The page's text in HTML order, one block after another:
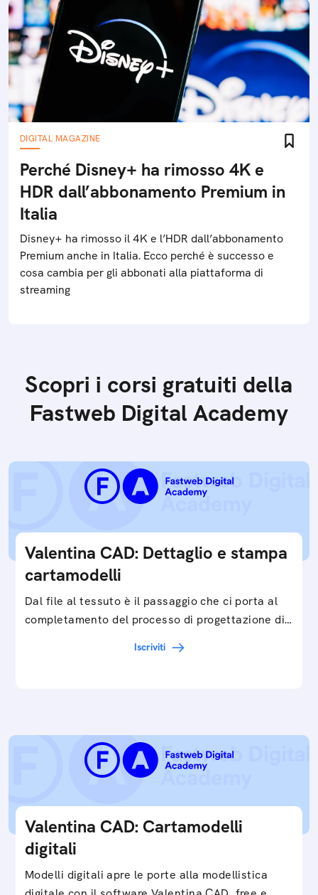
DIGITAL MAGAZINE
Perché Disney+ ha rimosso 4K e
HDR dall’abbonamento Premium in
Italia
Disney+ ha rimosso il 4K e l’HDR dall’abbonamento
Premium anche in Italia. Ecco perché è successo e
cosa cambia per gli abbonati alla piattaforma di
streaming
Scopri i corsi gratuiti della
Fastweb Digital Academy
Valentina CAD: Dettaglio e stampa
cartamodelli
Dal file al tessuto è il passaggio che ci porta al
completamento del processo di progettazione di
Iscriviti
Valentina CAD: Cartamodelli
digitali
Modelli digitali apre le porte alla modellistica